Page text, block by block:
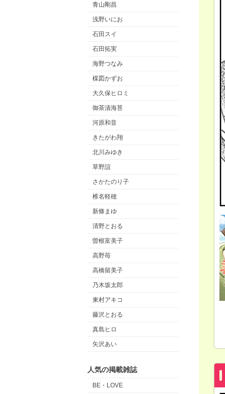
青山剛昌
浅野いにお
石田スイ
石田拓実
海野つなみ
楳図かずお
大久保ヒロミ
御茶漬海苔
河原和音
きたがわ翔
北川みゆき
草野誼
さかたのり子
椎名軽穂
新條まゆ
清野とおる
曽根富美子
高野苺
高橋留美子
乃木坂太郎
東村アキコ
藤沢とおる
真島ヒロ
矢沢あい
人気の掲載雑誌
BE・LOVE